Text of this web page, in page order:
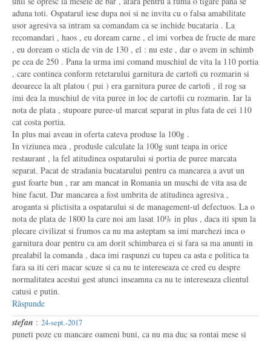
aduna toti. Ospatarul iese dupa noi si ne invita cu o falsa amabilitate
usor agresiva sa intram sa comandam ca se inchide bucataria . La
recomandari , haos , eu doream carne , el imi vorbea de fructe de mare
, eu doream o sticla de vin de 130 , el : nu este , dar o avem in schimb
pe cea de 250 . Pana la urma imi comand muschiul de vita la 110 portia
, care continea conform retetarului garnitura de cartofi cu rozmarin si
deoarece la alt platou ( pui ) era garnitura puree de cartofi , il rog sa
imi dea la muschiul de vita puree in loc de cartofii cu rozmarin. Iar la
nota de plata , stupoare puree-ul marcat separat in plus fata de cei 110
cat costa portia.
In plus mai aveau in oferta cateva produse la 100g .
In viziunea mea , produsle calculate la 100g sunt teapa in orice
restaurant , la fel atitudinea ospatarului si portia de puree marcata
separat. Pacat de stradania bucatarului pentru ca mancarea a avut un
gust foarte bun , rar am mancat in Romania un muschi de vita asa de
bine facut. Dar mancarea a fost umbrita de atitudinea agresiva ,
aroganta si plictisita a ospatarului si de management-ul defectuos. La o
nota de plata de 1800 la care noi am lasat 10% in plus , daca iti spun la
plecare civilizat si frumos ca nu ma asteptam sa imi marchezi inca o
garnitura doar pentru ca am dorit schimbarea ei si fara sa ma anunti in
prealabil la comanda , daca imi raspunzi cu tupeu ca asta e politica ta
fara sa iti ceri macar scuze si ca nu te intereseaza ce cred eu despre
normalitatea acestui gest atunci inseamna ca nu te intereseaza clientul
catusi e putin.
Răspunde
stefan : 24-sept.-2017
puneti poze cu mancare oameni buni, ca nu ma duc sa rontai mese si